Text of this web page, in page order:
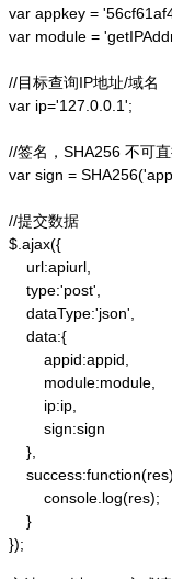
var appkey =
var module =
//目标查询IP地址/域名
var ip='127.0.0.1';
//签名，SHA256 不可
var sign =
//提交数据
$.ajax({
    url:apiurl,
    type:'post',
    dataType:'json',
    data:{
        appid:appid,
        module:module,
        ip:ip,
        sign:sign
    },
        console.log(res);
    }
});